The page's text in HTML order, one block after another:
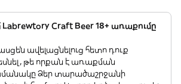
Craft Beer 18+ առաքումը
ավելացնելուց հետո դուք
թե որքան է առաքման
Ձեր տարածաշրջանի